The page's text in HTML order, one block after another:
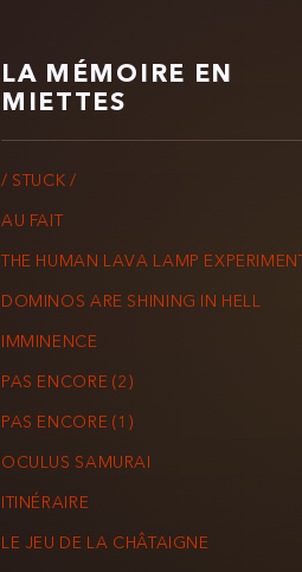
LA MÉMOIRE EN
MIETTES
/ STUCK /
AU FAIT
THE HUMAN LAVA LAMP EXPERIMENT
DOMINOS ARE SHINING IN HELL
IMMINENCE
PAS ENCORE (2)
PAS ENCORE (1)
OCULUS SAMURAI
ITINÉRAIRE
LE JEU DE LA CHÂTAIGNE